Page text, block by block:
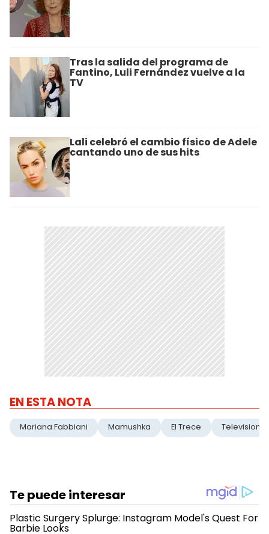
Tras la salida del programa de
Fantino, Luli Fernández vuelve a la
TV
Lali celebró el cambio físico de Adele
cantando uno de sus hits
EN ESTA NOTA
Mariana Fabbiani Mamushka El Trece Television